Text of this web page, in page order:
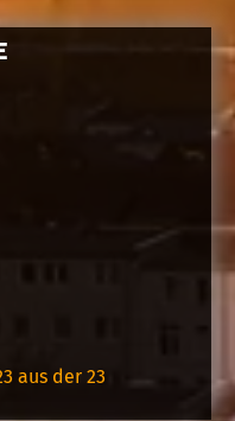
aus der 23